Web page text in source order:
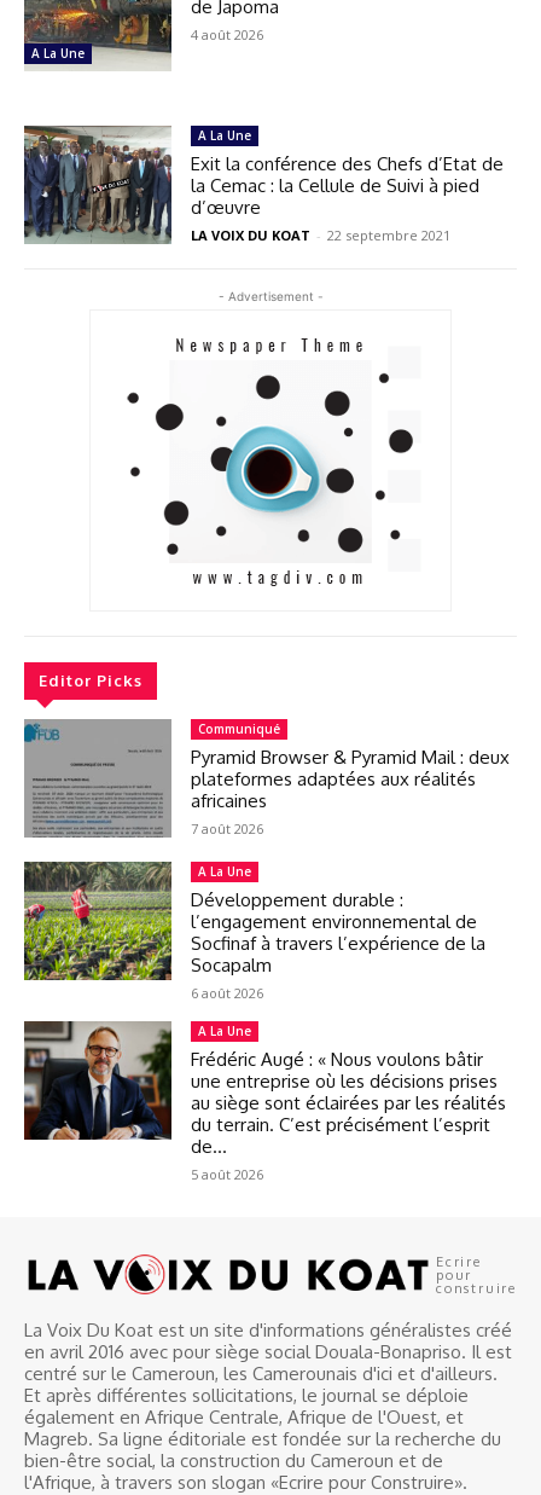
A La Une
de Japoma
4 août 2026
A La Une
Exit la conférence des Chefs d’Etat de
la Cemac : la Cellule de Suivi à pied
d’œuvre
LA VOIX DU KOAT - 22 septembre 2021
- Advertisement -
Editor Picks
Communiqué
Pyramid Browser & Pyramid Mail : deux
plateformes adaptées aux réalités
africaines
7 août 2026
A La Une
Développement durable :
l’engagement environnemental de
Socfinaf à travers l’expérience de la
Socapalm
6 août 2026
A La Une
Frédéric Augé : « Nous voulons bâtir
une entreprise où les décisions prises
au siège sont éclairées par les réalités
du terrain. C’est précisément l’esprit
de...
5 août 2026
Ecrire
pour
construire
La Voix Du Koat est un site d'informations généralistes créé
en avril 2016 avec pour siège social Douala-Bonapriso. Il est
centré sur le Cameroun, les Camerounais d'ici et d'ailleurs.
Et après différentes sollicitations, le journal se déploie
également en Afrique Centrale, Afrique de l'Ouest, et
Magreb. Sa ligne éditoriale est fondée sur la recherche du
bien-être social, la construction du Cameroun et de
l'Afrique, à travers son slogan «Ecrire pour Construire».